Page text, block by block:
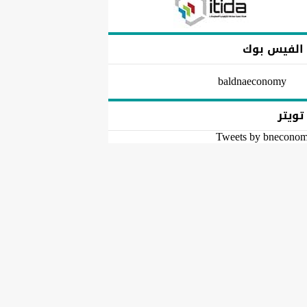
الفيس بوك
baldnaeconomy
تويتر
Tweets by